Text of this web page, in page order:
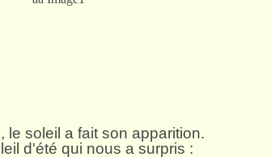
le soleil a fait son apparition.
d'été qui nous a surpris :